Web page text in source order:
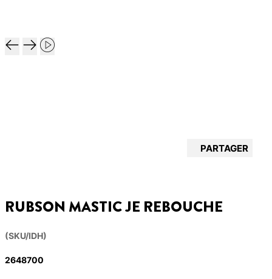
PARTAGER
RUBSON MASTIC JE REBOUCHE
(SKU/IDH)
2648700